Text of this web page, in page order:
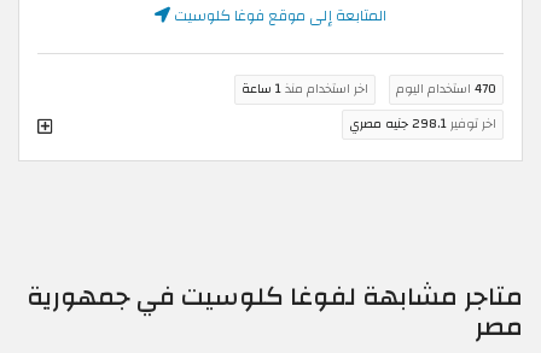
المتابعة إلى موقع فوغا كلوسيت
470 استخدام اليوم اخر استخدام منذ1 ساعة
اخر توفير298.1 جنيه مصري
متاجر مشابهة لفوغا كلوسيت في جمهورية
مصر